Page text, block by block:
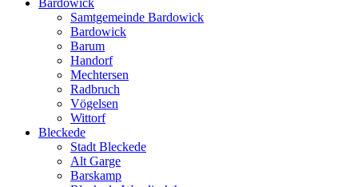
Bardowick
Samtgemeinde Bardowick
Bardowick
Barum
Handorf
Mechtersen
Radbruch
Vögelsen
Wittorf
Bleckede
Stadt Bleckede
Alt Garge
Barskamp